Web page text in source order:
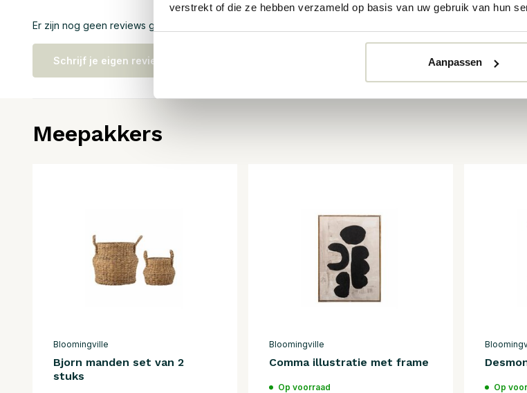
verstrekt of die ze hebben verzameld op basis van uw gebruik van hun
Aanpassen
Er zijn nog geen reviews geschreven over dit product..
Schrijf je eigen review
Meepakkers
Bloomingville
Bjorn manden set van 2
stuks
Bloomingville
Comma illustratie met frame
Op voorraad Op